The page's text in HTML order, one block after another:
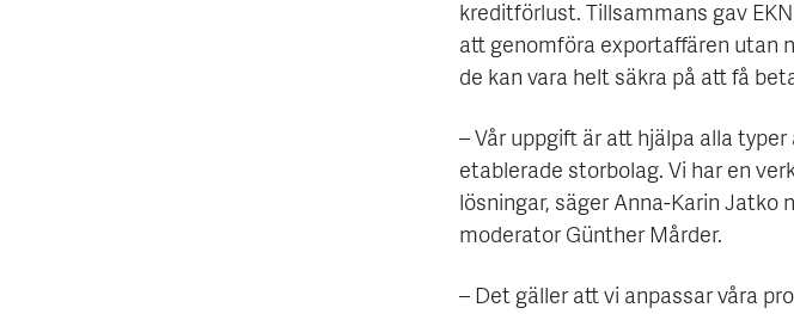
kreditförlust. Tillsammans gav
att genomföra exportaffären utan
de kan vara helt säkra på att få
– Vår uppgift är att hjälpa alla
etablerade storbolag. Vi har en
lösningar, säger Anna-Karin Jatko
moderator Günther Mårder.
– Det gäller att vi anpassar våra